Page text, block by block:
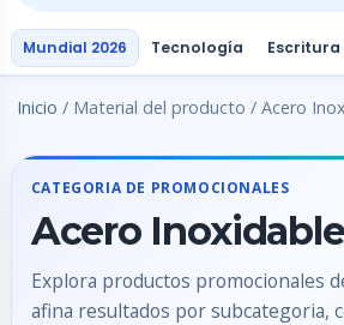
Mundial 2026 Tecnología Escritura
Inicio / Material del producto / Acero
CATEGORIA DE PROMOCIONALES
Acero Inoxidable
Explora productos promocionales
afina resultados por subcategoria,